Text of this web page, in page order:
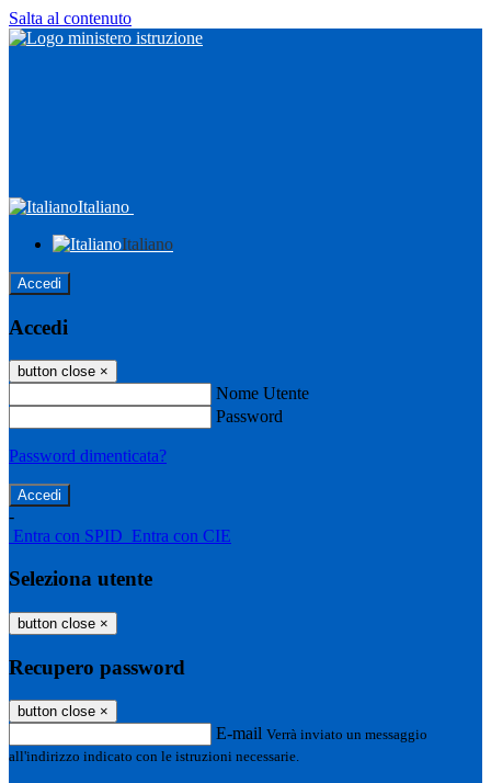
Salta al contenuto
Italiano
Italiano
Accedi
Accedi
button close ×
Nome Utente
Password
Password dimenticata?
-
Entra con SPID Entra con CIE
Seleziona utente
button close ×
Recupero password
button close ×
E-mail Verrà inviato un messaggio
all'indirizzo indicato con le istruzioni necessarie.